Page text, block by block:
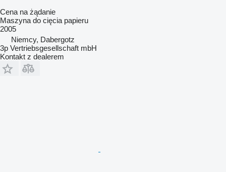
Cena na żądanie
Maszyna do cięcia papieru
2005
Niemcy, Dabergotz
3p Vertriebsgesellschaft mbH
Kontakt z dealerem